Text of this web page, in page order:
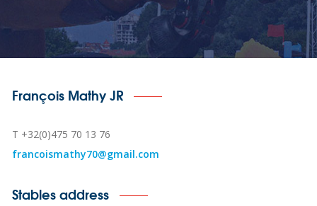
François Mathy JR
T +32(0)475 70 13 76
francoismathy70@gmail.com
Stables address